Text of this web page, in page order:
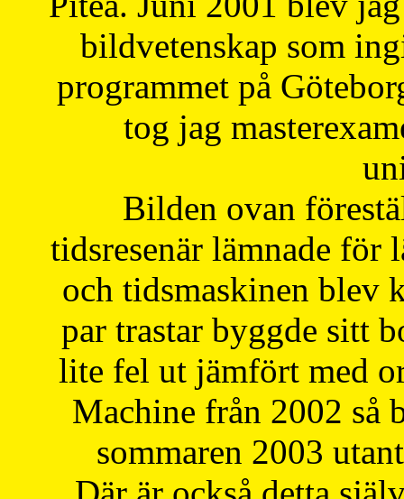
bildvetenskap som
programmet på
tog jag
Bilden ovan
tidsresenär lämnade för
och tidsmaskinen blev
par trastar byggde sitt
lite fel ut jämfört med
Machine från 2002 så
sommaren 2003